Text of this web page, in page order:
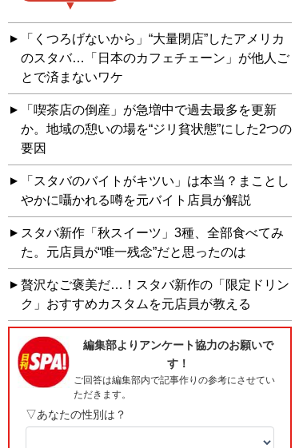
「くつろげないから」“大量閉店”したアメリカ
のスタバ…「日本のカフェチェーン」が他人ご
とで済まないワケ
「喫茶店の倒産」が急増中で過去最多を更新
か。地域の憩いの場を“ジリ貧状態”にした2つの
要因
「スタバのバイトがキツい」は本当？まことし
やかに囁かれる噂を元バイト店員が解説
スタバ新作「秋スイーツ」3種、全部食べてみ
た。元店員が“唯一残念”だと思ったのは
贅沢なご褒美だ…！スタバ新作の「限定ドリン
ク」おすすめカスタムを元店員が教える